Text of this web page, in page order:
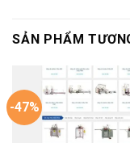
SẢN PHẨM
-47%